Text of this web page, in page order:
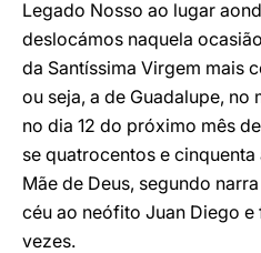
Legado Nosso ao lugar
deslocámos naquela
da Santíssima Virgem mais
ou seja, a de Guadalupe, no
no dia 12 do próximo mês
se quatrocentos e
Mãe de Deus, segundo
céu ao neófito Juan Diego
vezes.